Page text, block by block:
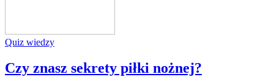
Quiz wiedzy
Czy znasz sekrety piłki nożnej?